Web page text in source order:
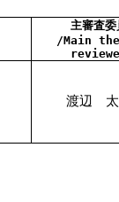
主審査委
/Main
渡辺 太